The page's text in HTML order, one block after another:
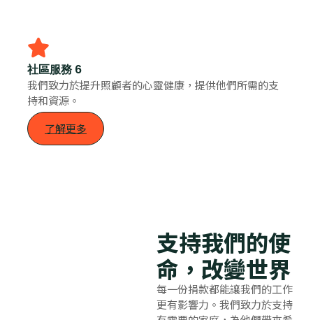
社區服務 6
我們致力於提升照顧者的心靈健康，提供他們所需的支
持和資源。
了解更多
支持我們的使
命，改變世界
每一份捐款都能讓我們的工作
更有影響力。我們致力於支持